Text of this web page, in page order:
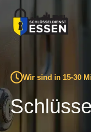
Inhalt
springen
Wir sind in 15-30